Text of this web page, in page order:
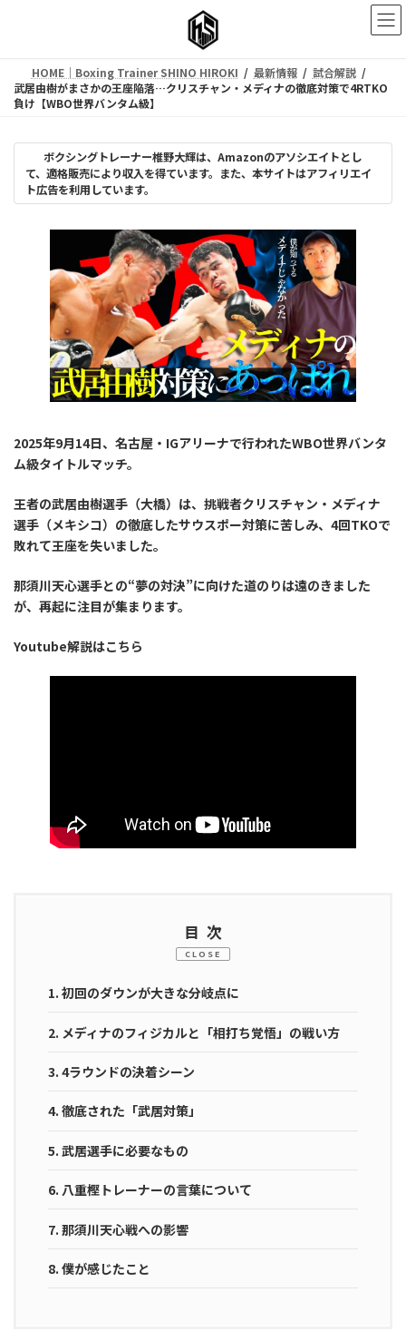
HOME｜Boxing Trainer SHINO HIROKI 最新情報
試合解説
武居由樹がまさかの王座陥落…クリスチャン・メディナの徹底対策で4RTKO
負け【WBO世界バンタム級】
ボクシングトレーナー椎野大輝は、Amazonのアソシエイトとし
て、適格販売により収入を得ています。また、本サイトはアフィリエイ
ト広告を利用しています。
2025年9月14日、名古屋・IGアリーナで行われたWBO世界バンタ
ム級タイトルマッチ。
王者の武居由樹選手（大橋）は、挑戦者クリスチャン・メディナ
選手（メキシコ）の徹底したサウスポー対策に苦しみ、4回TKOで
敗れて王座を失いました。
那須川天心選手との“夢の対決”に向けた道のりは遠のきました
が、再起に注目が集まります。
Youtube解説はこちら
目次
CLOSE
1. 初回のダウンが大きな分岐点に
2. メディナのフィジカルと「相打ち覚悟」の戦い方
3. 4ラウンドの決着シーン
4. 徹底された「武居対策」
5. 武居選手に必要なもの
6. 八重樫トレーナーの言葉について
7. 那須川天心戦への影響
8. 僕が感じたこと